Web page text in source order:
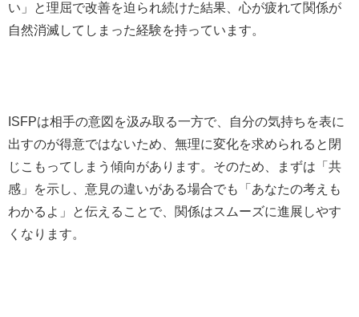
い」と理屈で改善を迫られ続けた結果、心が疲れて関係が
自然消滅してしまった経験を持っています。
ISFPは相手の意図を汲み取る一方で、自分の気持ちを表に
出すのが得意ではないため、無理に変化を求められると閉
じこもってしまう傾向があります。そのため、まずは「共
感」を示し、意見の違いがある場合でも「あなたの考えも
わかるよ」と伝えることで、関係はスムーズに進展しやす
くなります。